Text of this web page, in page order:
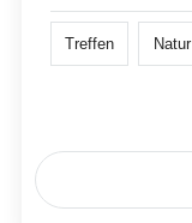
Treffen Natur